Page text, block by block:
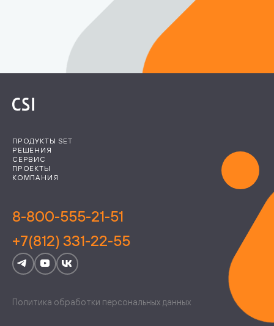
ПРОДУКТЫ SET
РЕШЕНИЯ
СЕРВИС
ПРОЕКТЫ
КОМПАНИЯ
8-800-555-21-51
+7(812) 331-22-55
Политика обработки персональных данных